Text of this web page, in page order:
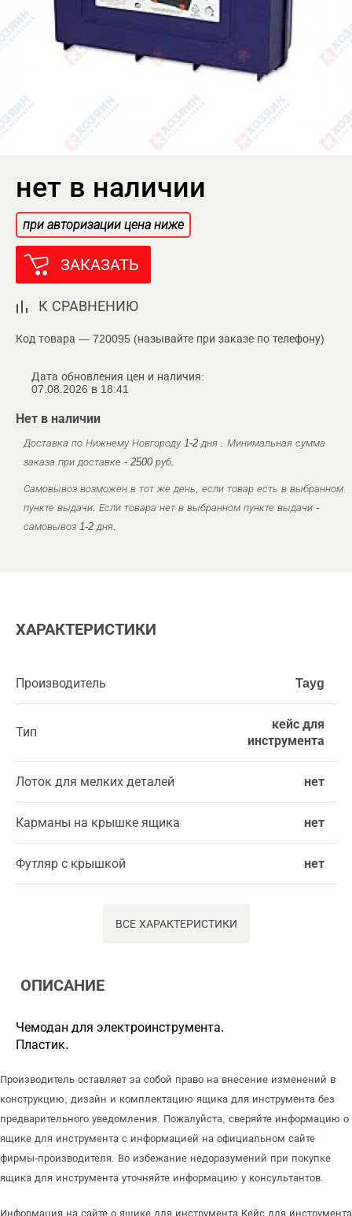
нет в наличии
при авторизации цена ниже
ЗАКАЗАТЬ
К СРАВНЕНИЮ
Код товара — 720095 (называйте при заказе по телефону)
Дата обновления цен и наличия:
07.08.2026 в 18:41
Нет в наличии
Доставка по Нижнему Новгороду 1-2 дня . Минимальная сумма
заказа при доставке - 2500 руб.
Самовывоз возможен в тот же день, если товар есть в выбранном
пункте выдачи. Если товара нет в выбранном пункте выдачи -
самовывоз 1-2 дня.
ХАРАКТЕРИСТИКИ
Производитель Tayg
Тип
кейс для
инструмента
Лоток для мелких деталей нет
Карманы на крышке ящика нет
Футляр с крышкой нет
ВСЕ ХАРАКТЕРИСТИКИ
ОПИСАНИЕ
Чемодан для электроинструмента.
Пластик.
Производитель оставляет за собой право на внесение изменений в
конструкцию, дизайн и комплектацию ящика для инструмента без
предварительного уведомления. Пожалуйста, сверяйте информацию о
ящике для инструмента с информацией на официальном сайте
фирмы-производителя. Во избежание недоразумений при покупке
ящика для инструмента уточняйте информацию у консультантов.
Информация на сайте о ящике для инструмента Кейс для инструмента